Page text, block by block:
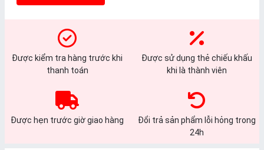
Được kiểm tra hàng trước khi
thanh toán
Được sử dụng thẻ chiếu khấu
khi là thành viên
Được hẹn trước giờ giao hàng
Đổi trả sản phẩm lỗi hỏng trong
24h